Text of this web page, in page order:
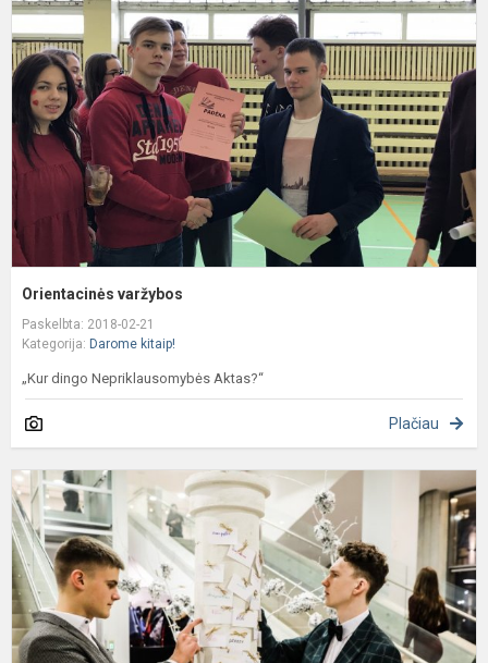
Orientacinės varžybos
Paskelbta: 2018-02-21
Kategorija: Darome kitaip!
„Kur dingo Nepriklausomybės Aktas?“
Plačiau